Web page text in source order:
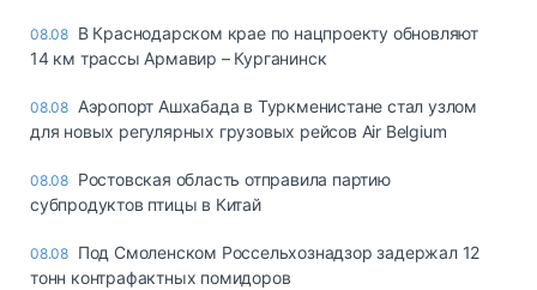
08.08 В Краснодарском крае по нацпроекту обновляют
14 км трассы Армавир – Курганинск
08.08 Аэропорт Ашхабада в Туркменистане стал узлом
для новых регулярных грузовых рейсов Air Belgium
08.08 Ростовская область отправила партию
субпродуктов птицы в Китай
08.08 Под Смоленском Россельхознадзор задержал 12
тонн контрафактных помидоров